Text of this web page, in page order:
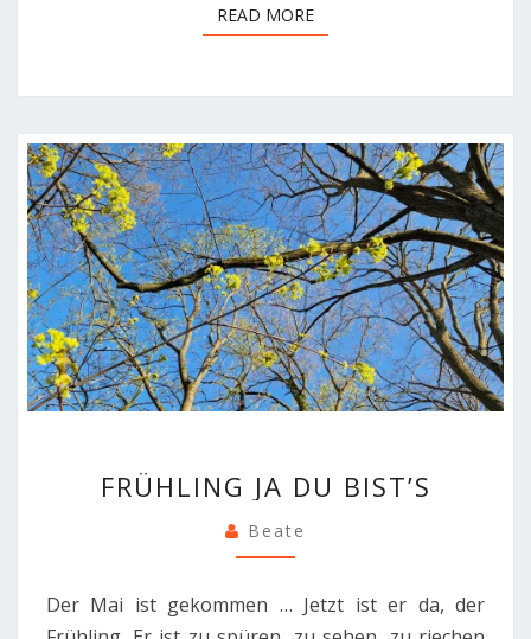
READ MOREREAD MORE
JA
BIST’S
FRÜHLING JA DU BIST’S
Beate
Der Mai ist gekommen … Jetzt ist er da, der